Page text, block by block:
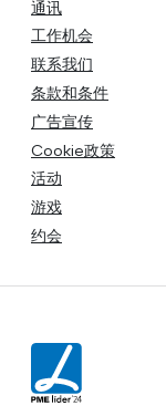
通讯
工作机会
联系我们
条款和条件
广告宣传
Cookie政策
活动
游戏
约会